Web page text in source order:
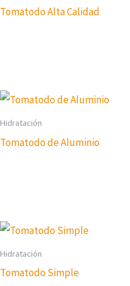
Tomatodo Alta Calidad
Hidratación
Tomatodo de Aluminio
Hidratación
Tomatodo Simple